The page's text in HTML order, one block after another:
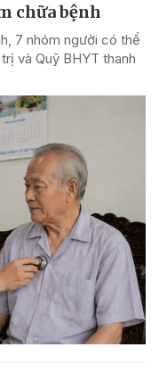
chữa bệnh
7 nhóm người có thể
và Quỹ BHYT thanh